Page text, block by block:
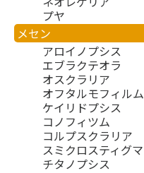
プヤ
メセン
アロイノプシス
エブラクテオラ
オスクラリア
オフタルモフィルム
ケイリドプシス
コノフィツム
コルプスクラリア
スミクロスティグマ
チタノプシス